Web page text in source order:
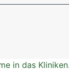
in das